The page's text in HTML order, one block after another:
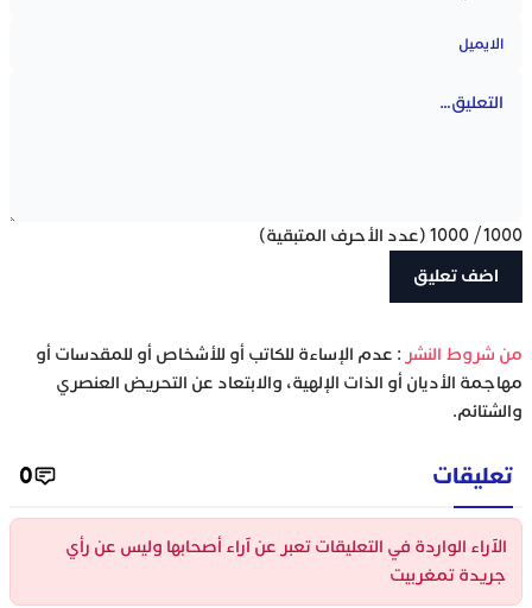
1000
/
1000 (عدد الأحرف المتبقية)
‫من شروط النشر : عدم الإساءة للكاتب أو للأشخاص أو للمقدسات أو
مهاجمة الأديان أو الذات الإلهية، والابتعاد عن التحريض العنصري
والشتائم.
تعليقات 0
الآراء الواردة في التعليقات تعبر عن آراء أصحابها وليس عن رأي
جريدة تمغربيت